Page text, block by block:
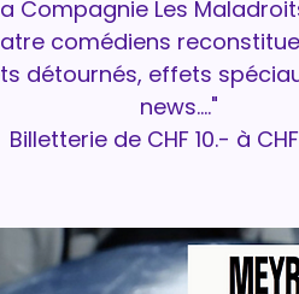
Compagnie Les
comédiens
détournés, effets
news...."